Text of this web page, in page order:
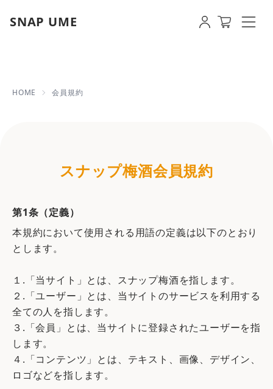
SNAP UME 会員規約 | 【即日発送OK】写真・名入
HOME 会員規約
スナップ梅酒会員規約
第1条（定義）
本規約において使用される用語の定義は以下のとおり
とします。
１.「当サイト」とは、スナップ梅酒を指します。
２.「ユーザー」とは、当サイトのサービスを利用する
全ての人を指します。
３.「会員」とは、当サイトに登録されたユーザーを指
します。
４.「コンテンツ」とは、テキスト、画像、デザイン、
ロゴなどを指します。